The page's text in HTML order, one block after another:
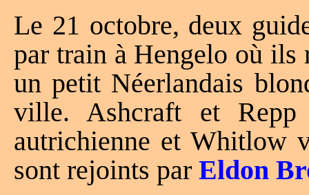
Le 21 octobre, deux
par train à Hengelo où
un petit Néerlandais
ville. Ashcraft et
autrichienne et Whitlow
sont rejoints par Eldon